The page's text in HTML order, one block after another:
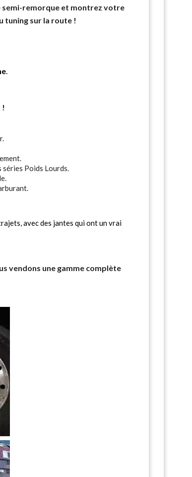
semi-remorque et montrez votre
tuning sur la route !
.
!
Poids Lourds.
avec des jantes qui ont un vrai
vendons une gamme complète